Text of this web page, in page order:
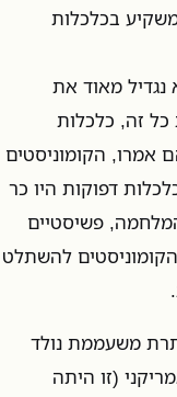
בכלכלות
מאוד את
זה, כלכלות
אמרו, הקומוניסטים
דפוקות היו כר
המלחמה, פשיסטיים
להשתלט
משעממת נולד
(זו היתה